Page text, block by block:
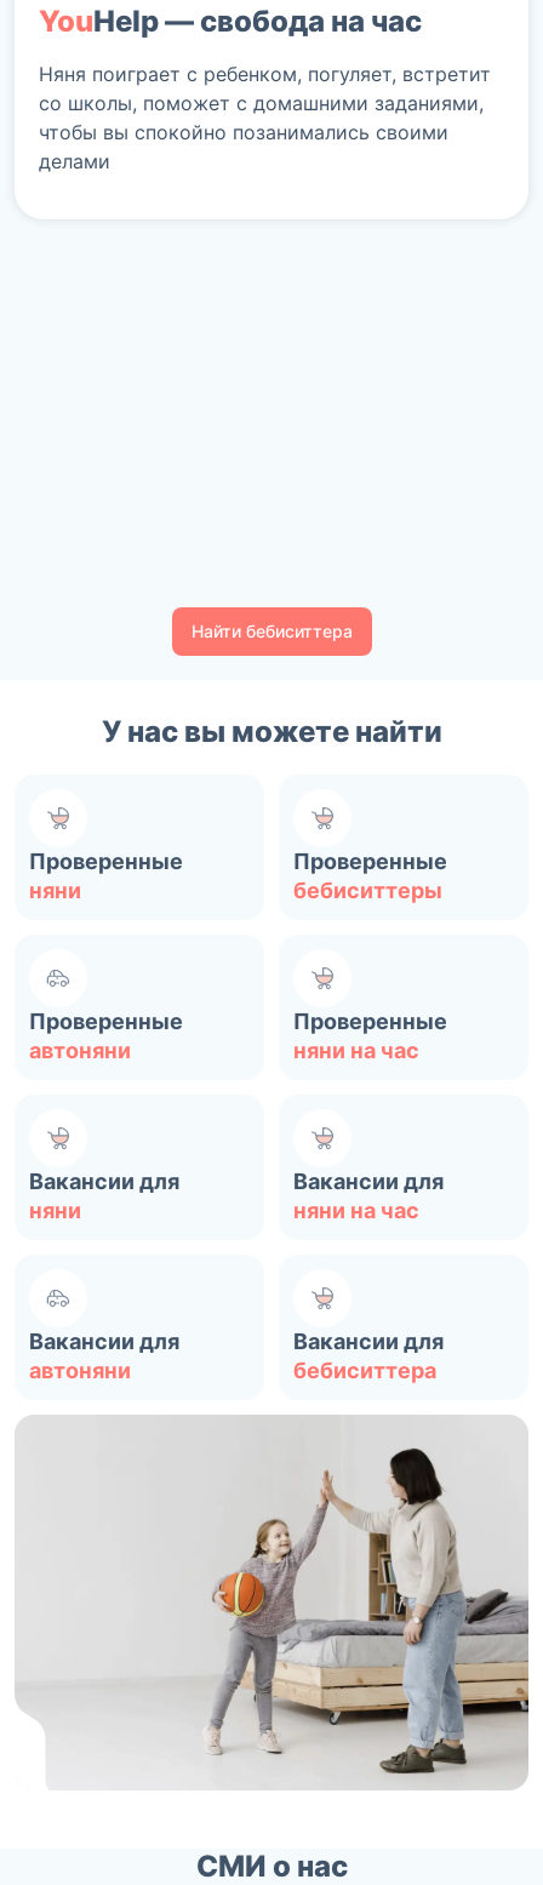
YouHelp— свобода на час
Няня поиграет с ребенком, погуляет, встретит
со школы, поможет с домашними заданиями,
чтобы вы спокойно позанимались своими
делами
Найти бебиситтера
У нас вы можете найти
Проверенные
няни
Проверенные
бебиситтеры
Проверенные
автоняни
Проверенные
няни на час
Вакансии для
няни
Вакансии для
няни на час
Вакансии для
автоняни
Вакансии для
бебиситтера
СМИ о нас